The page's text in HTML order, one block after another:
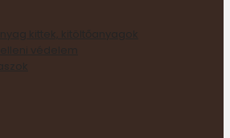
kittek, kitöltőanyagok
védelem